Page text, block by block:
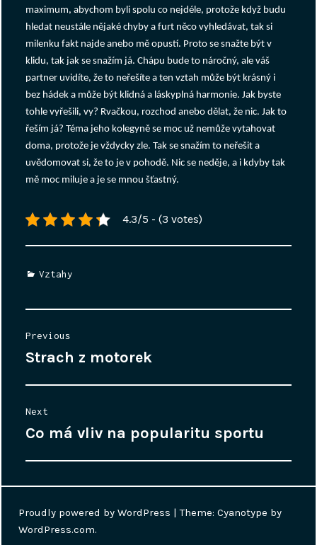
maximum, abychom byli spolu co nejdéle, protože když budu
hledat neustále nějaké chyby a furt něco vyhledávat, tak si
milenku fakt najde anebo mě opustí. Proto se snažte být v
klidu, tak jak se snažím já. Chápu bude to náročný, ale váš
partner uvidíte, že to neřešíte a ten vztah může být krásný i
bez hádek a může být klidná a láskyplná harmonie. Jak byste
tohle vyřešili, vy? Rvačkou, rozchod anebo dělat, že nic. Jak to
řeším já? Téma jeho kolegyně se moc už nemůže vytahovat
doma, protože je vždycky zle. Tak se snažím to neřešit a
uvědomovat si, že to je v pohodě. Nic se neděje, a i kdyby tak
mě moc miluje a je se mnou šťastný.
4.3/5 - (3 votes)
Categories
Vztahy
Previous
Previous
Strach z motorek
Next
Next
Co má vliv na popularitu sportu
Proudly powered by WordPress |Theme: Cyanotype by
WordPress.com.